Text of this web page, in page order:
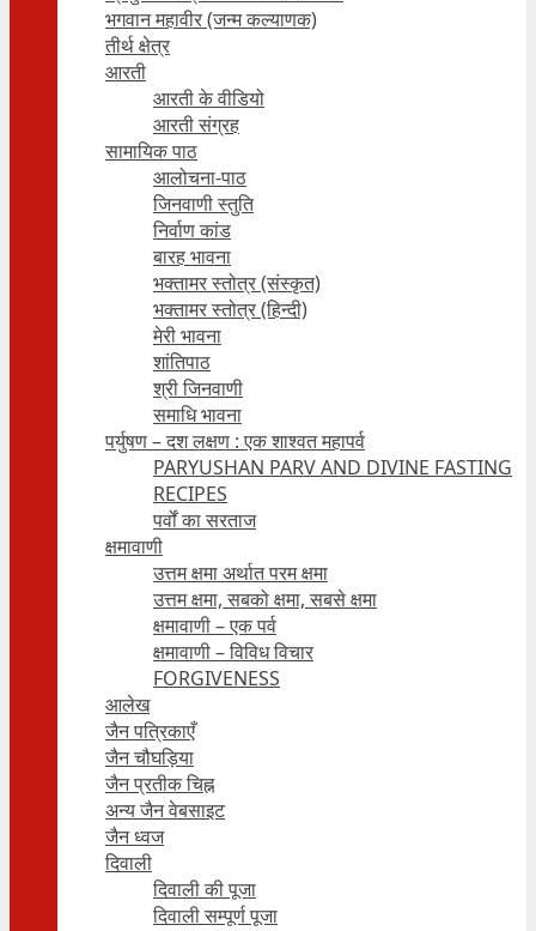
भगवान महावीर (जन्म कल्याणक)
तीर्थ क्षेत्र
आरती
आरती के वीडियो
आरती संग्रह
सामायिक पाठ
आलोचना-पाठ
जिनवाणी स्तुति
निर्वाण कांड
बारह भावना
भक्तामर स्तोत्र (संस्कृत)
भक्तामर स्तोत्र (हिन्दी)
मेरी भावना
शांतिपाठ
श्री जिनवाणी
समाधि भावना
पर्युषण – दश लक्षण : एक शाश्वत महापर्व
PARYUSHAN PARV AND DIVINE FASTING
RECIPES
पर्वों का सरताज
क्षमावाणी
उत्तम क्षमा अर्थात परम क्षमा
उत्तम क्षमा, सबको क्षमा, सबसे क्षमा
क्षमावाणी – एक पर्व
क्षमावाणी – विविध विचार
FORGIVENESS
आलेख
जैन पत्रिकाएँ
जैन चौघड़िया
जैन प्रतीक चिह्न
अन्य जैन वेबसाइट
जैन ध्वज
दिवाली
दिवाली की पूजा
दिवाली सम्पूर्ण पूजा